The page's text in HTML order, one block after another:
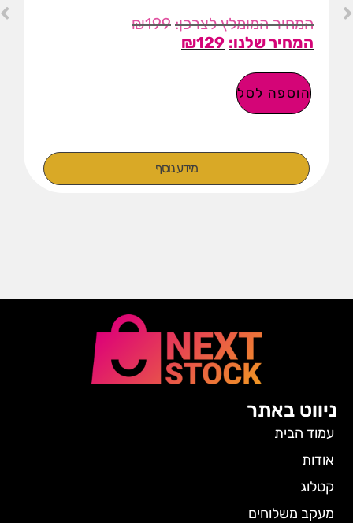
₪199
₪129
הוספה לסל
מידע נוסף
ניווט באתר
עמוד הבית
אודות
קטלוג
מעקב משלוחים